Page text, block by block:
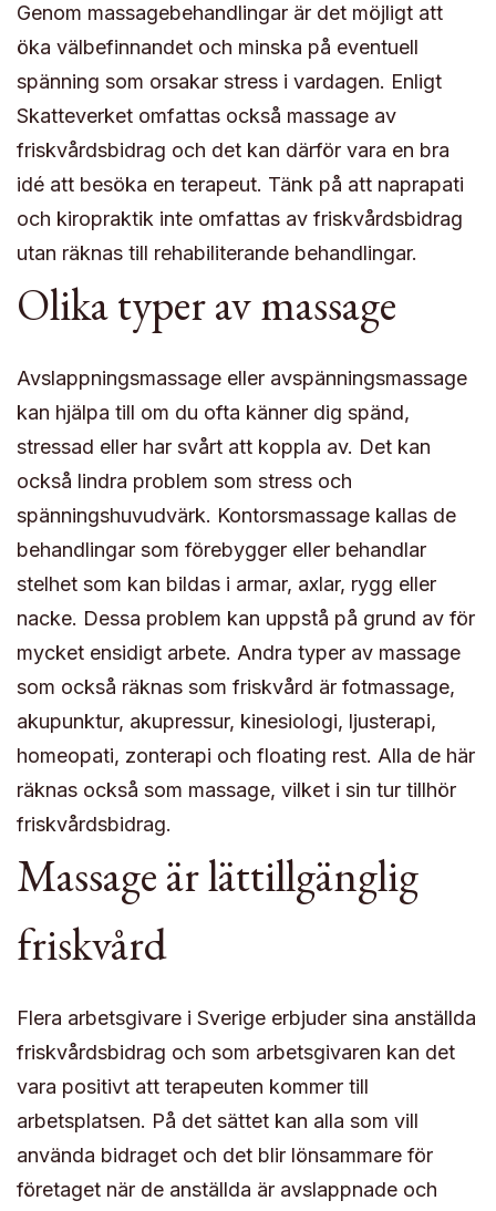
Genom massagebehandlingar är det möjligt att
öka välbefinnandet och minska på eventuell
spänning som orsakar stress i vardagen. Enligt
Skatteverket omfattas också massage av
friskvårdsbidrag och det kan därför vara en bra
idé att besöka en terapeut. Tänk på att naprapati
och kiropraktik inte omfattas av friskvårdsbidrag
utan räknas till rehabiliterande behandlingar.
Olika typer av massage
Avslappningsmassage eller avspänningsmassage
kan hjälpa till om du ofta känner dig spänd,
stressad eller har svårt att koppla av. Det kan
också lindra problem som stress och
spänningshuvudvärk. Kontorsmassage kallas de
behandlingar som förebygger eller behandlar
stelhet som kan bildas i armar, axlar, rygg eller
nacke. Dessa problem kan uppstå på grund av för
mycket ensidigt arbete. Andra typer av massage
som också räknas som friskvård är fotmassage,
akupunktur, akupressur, kinesiologi, ljusterapi,
homeopati, zonterapi och floating rest. Alla de här
räknas också som massage, vilket i sin tur tillhör
friskvårdsbidrag.
Massage är lättillgänglig
friskvård
Flera arbetsgivare i Sverige erbjuder sina anställda
friskvårdsbidrag och som arbetsgivaren kan det
vara positivt att terapeuten kommer till
arbetsplatsen. På det sättet kan alla som vill
använda bidraget och det blir lönsammare för
företaget när de anställda är avslappnade och